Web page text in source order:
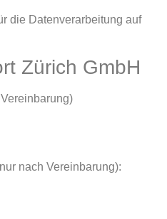
die Datenverarbeitung auf
Zürich GmbH
nach Vereinbarung):